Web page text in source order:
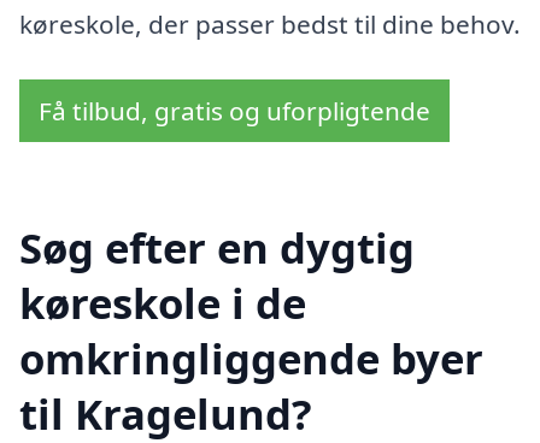
køreskole, der passer bedst til dine behov.
Få tilbud, gratis og uforpligtende
Søg efter en dygtig
køreskole i de
omkringliggende byer
til Kragelund?